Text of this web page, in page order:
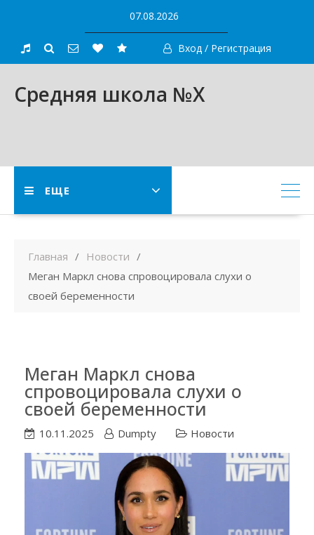
content
07.08.2026
Вход / Регистрация
Средняя школа №X
ЕЩЕ
Главная
Новости
Меган Маркл снова спровоцировала слухи о
своей беременности
Меган Маркл снова
спровоцировала слухи о
своей беременности
10.11.2025 Dumpty Новости